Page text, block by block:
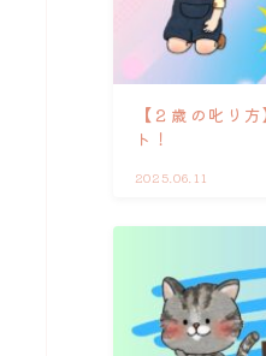
【２歳の叱り
ト！
2025.06.11